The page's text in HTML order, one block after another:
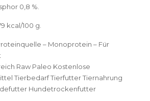
0,8 %.
kcal/100 g.
– Monoprotein – Für